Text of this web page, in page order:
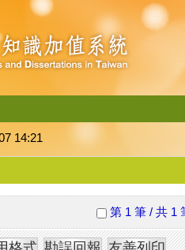
14:21
第 1 筆 / 共 1